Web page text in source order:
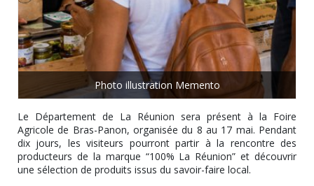
Photo illustration Memento
Le Département de La Réunion sera présent à la Foire
Agricole de Bras-Panon, organisée du 8 au 17 mai. Pendant
dix jours, les visiteurs pourront partir à la rencontre des
producteurs de la marque “100% La Réunion” et découvrir
une sélection de produits issus du savoir-faire local.